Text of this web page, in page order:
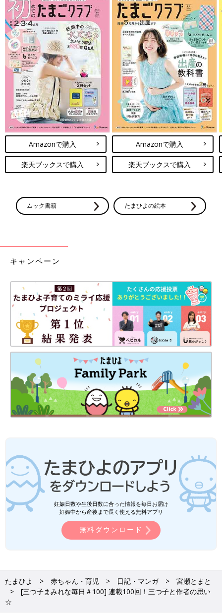
Amazonで購入
楽天ブックスで購入
Amazonで購入
楽天ブックスで購入
ムック書籍 たまひよの絵本
キャンペーン
妊娠日数や生後日数に合った情報を毎日お届け
妊娠中から産後まで長く使える無料アプリ
無料ダウンロード
たまひよ 赤ちゃん・育児 日記・マンガ
宮瀬とまと
[三つ子まみれな毎日＃100] 連載100回！三つ子と作者の思い
☆